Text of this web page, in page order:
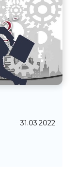
31.03.2022